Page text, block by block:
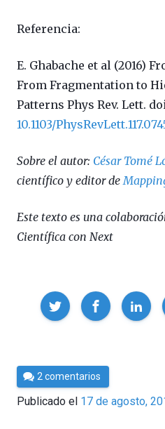
Referencia:
E. Ghabache et al (2016)
From Fragmentation to
Patterns Phys Rev. Lett.
10.1103/
Sobre el autor: César Tomé
científico y editor de
Este texto es una
Científica con Next
Compartir
Por
César
Tomé
2 comentarios
Publicado el 17 de agosto,